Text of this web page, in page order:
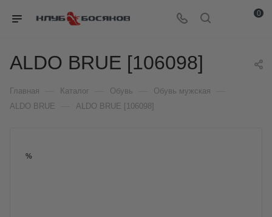
0
ALDO BRUE [106098]
Главная Каталог Обувь Обувь мужская
ALDO BRUE ALDO BRUE [106098]
%